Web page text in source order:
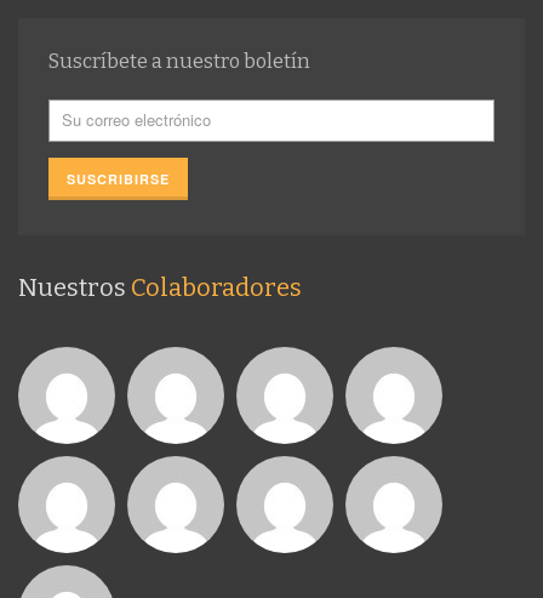
Suscríbete a nuestro boletín
Nuestros Colaboradores